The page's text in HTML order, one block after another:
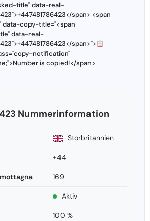
title" data-real-
span> <span
data-copy-title="<span
data-real-
span>">
notification"
is copied!</span>
Nummerinformation
Storbritannien
+44
169
Aktiv
100 %